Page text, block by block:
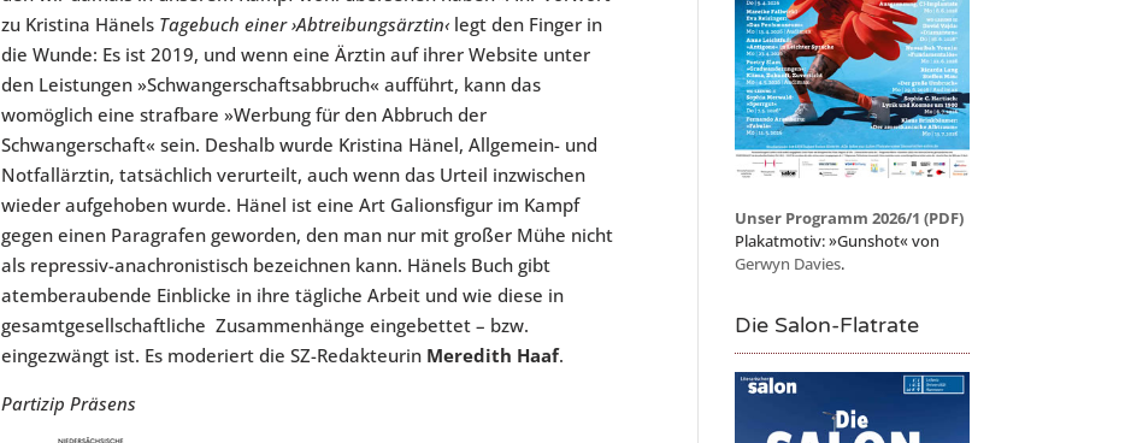
zu Kristina Hänels Tagebuch einer›Abtreibungsärztin‹ legt den Finger in
die Wunde: Es ist 2019, und wenn eine Ärztin auf ihrer Website unter
den Leistungen »Schwangerschaftsabbruch« aufführt, kann das
womöglich eine strafbare »Werbung für den Abbruch der
Schwangerschaft« sein. Deshalb wurde Kristina Hänel, Allgemein- und
Notfallärztin, tatsächlich verurteilt, auch wenn das Urteil inzwischen
wieder aufgehoben wurde. Hänel ist eine Art Galionsfigur im Kampf
gegen einen Paragrafen geworden, den man nur mit großer Mühe nicht
als repressiv-anachronistisch bezeichnen kann. Hänels Buch gibt
atemberaubende Einblicke in ihre tägliche Arbeit und wie diese in
gesamtgesellschaftliche Zusammenhänge eingebettet – bzw.
eingezwängt ist. Es moderiert die SZ-Redakteurin Meredith Haaf.
Partizip Präsens
Unser Programm 2026/1 (PDF)
Plakatmotiv: »Gunshot« von
Gerwyn Davies.
Die Salon-Flatrate